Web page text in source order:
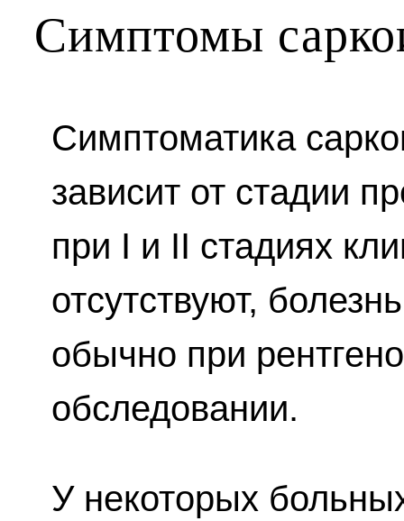
Симптомы
Симптоматика
зависит от стадии
при I и II стадиях
отсутствуют,
обычно при
обследовании.
У некоторых